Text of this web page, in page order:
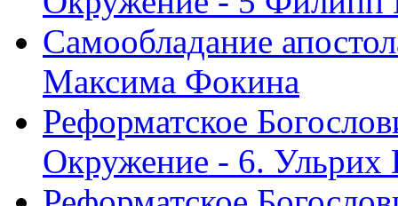
Самообладание
Максима Фокина
Реформатское
Окружение - 6. Ульрих